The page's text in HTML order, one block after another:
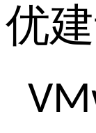
优建